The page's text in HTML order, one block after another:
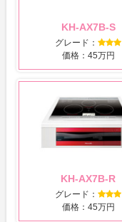
KH-AX7B-S
グレード：
価格：45万円
KH-AX7B-R
グレード：
価格：45万円